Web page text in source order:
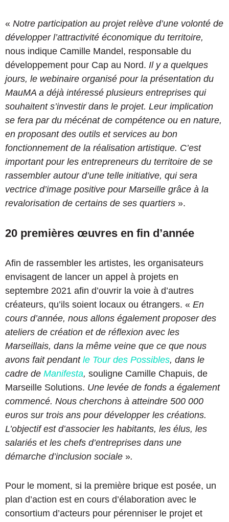
« Notre participation au projet relève d’une volonté de
développer l’attractivité économique du territoire,
nous indique Camille Mandel, responsable du
développement pour Cap au Nord. Il y a quelques
jours, le webinaire organisé pour la présentation du
MauMA a déjà intéressé plusieurs entreprises qui
souhaitent s’investir dans le projet. Leur implication
se fera par du mécénat de compétence ou en nature,
en proposant des outils et services au bon
fonctionnement de la réalisation artistique. C’est
important pour les entrepreneurs du territoire de se
rassembler autour d’une telle initiative, qui sera
vectrice d’image positive pour Marseille grâce à la
revalorisation de certains de ses quartiers ».
20 premières œuvres en fin d’année
Afin de rassembler les artistes, les organisateurs
envisagent de lancer un appel à projets en
septembre 2021 afin d’ouvrir la voie à d’autres
créateurs, qu’ils soient locaux ou étrangers. « En
cours d’année, nous allons également proposer des
ateliers de création et de réflexion avec les
Marseillais, dans la même veine que ce que nous
avons fait pendant le Tour des Possibles, dans le
cadre de Manifesta, souligne Camille Chapuis, de
Marseille Solutions. Une levée de fonds a également
commencé. Nous cherchons à atteindre 500 000
euros sur trois ans pour développer les créations.
L’objectif est d’associer les habitants, les élus, les
salariés et les chefs d’entreprises dans une
démarche d’inclusion sociale ».
Pour le moment, si la première brique est posée, un
plan d’action est en cours d’élaboration avec le
consortium d’acteurs pour pérenniser le projet et